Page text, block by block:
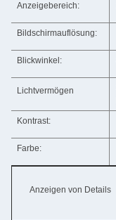
Anzeigebereich:
Bildschirmauflösung:
Blickwinkel:
Lichtvermögen
Kontrast:
Farbe:
Anzeigen von Details